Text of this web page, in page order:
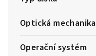
Optická mechanika
Operační systém